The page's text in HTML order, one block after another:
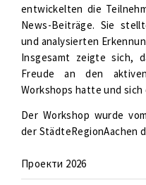
entwickelten die
News-Beiträge. Sie
und analysierten
Insgesamt zeigte sich,
Freude an den
Workshops hatte und
Der Workshop wurde
der StädteRegionAachen
Проекти 2026